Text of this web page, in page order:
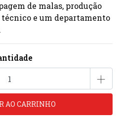
de malas, produção
e um departamento
+